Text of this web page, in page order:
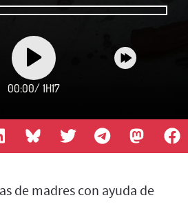
00:00/ 1H17
de madres con ayuda de